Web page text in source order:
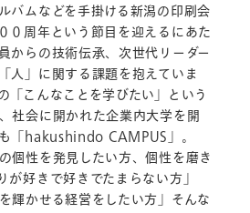
バムなどを手掛ける新潟の印刷会
０周年という節目を迎えるにあた
からの技術伝承、次世代リーダー
人」に関する課題を抱えていま
「こんなことを学びたい」という
社会に開かれた企業内大学を開
「hakushindo CAMPUS」。
個性を発見したい方、個性を磨き
が好きで好きでたまらない方」
輝かせる経営をしたい方」そんな